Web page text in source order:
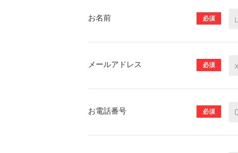
お名前 必須
メールアドレス 必須
お電話番号 必須